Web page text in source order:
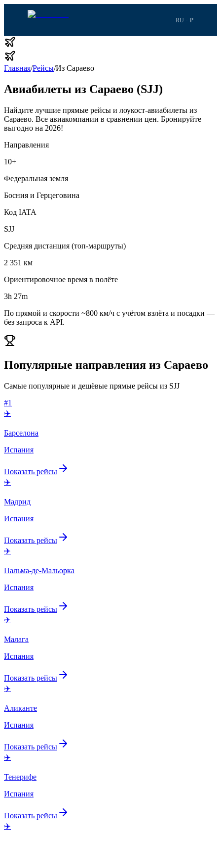
RU · ₽
Главная/Рейсы/Из Сараево
Авиабилеты из Сараево (SJJ)
Найдите лучшие прямые рейсы и лоукост-авиабилеты из
Сараево. Все авиакомпании в сравнении цен. Бронируйте
выгодно на 2026!
Направления
10+
Федеральная земля
Босния и Герцеговина
Код IATA
SJJ
Средняя дистанция (топ-маршруты)
2 351 км
Ориентировочное время в полёте
3h 27m
По прямой и скорости ~800 км/ч с учётом взлёта и посадки —
без запроса к API.
Популярные направления из Сараево
Самые популярные и дешёвые прямые рейсы из SJJ
#1
✈️
Барселона
Испания
Показать рейсы
✈️
Мадрид
Испания
Показать рейсы
✈️
Пальма-де-Мальорка
Испания
Показать рейсы
✈️
Малага
Испания
Показать рейсы
✈️
Аликанте
Испания
Показать рейсы
✈️
Тенерифе
Испания
Показать рейсы
✈️